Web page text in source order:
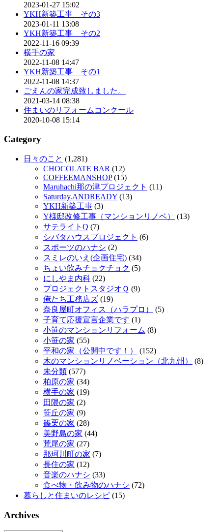
2023-01-27 15:02
YKH新築工事 その3
2023-01-11 13:08
YKH新築工事 その2
2022-11-16 09:39
横手の家
2022-11-08 14:47
YKH新築工事 その1
2022-11-08 14:37
ごえんの家完成致しました。
2021-03-14 08:38
住まいのリフォームコンクール
2020-10-08 15:14
Category
日々のこと (1,281)
CHOCOLATE BAR (12)
COFFEEMANSHOP(15)
Maruhachi那の津プロジェクト (11)
Saturday.ANDREADY (13)
YKH新築工事 (3)
Y様邸改修工事（マンションリノベ）
(13)
サテライトQ (7)
シバタハウスプロジェクト (6)
スポーツのハナシ (2)
スミレのいえ(企画住宅) (34)
ちょい飲みチョクチョク (5)
にしやま内科 (22)
プロジェクトスタジオＱ (9)
俺たち工務店ズ (19)
奈良屋町オフィス（ハラプロ）
(5)
子育て応援宣言企業です (1)
小笹のマンションリフォーム (8)
小笹の家 (55)
平和の家（公開中です！）
(152)
木のマンションリノベーション（北九州）
(8)
未分類 (577)
柏原の家 (34)
横手の家 (19)
田隈の家 (2)
笹丘の家 (9)
篠栗の家 (28)
美野島の家 (44)
荒尾の家 (27)
那珂川町の家 (7)
長住の家 (12)
音楽のハナシ (33)
食べ物・飲み物のハナシ (72)
暮らしと住まいのレシピ (15)
Archives